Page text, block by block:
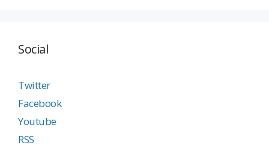
Social
Twitter
Facebook
Youtube
RSS